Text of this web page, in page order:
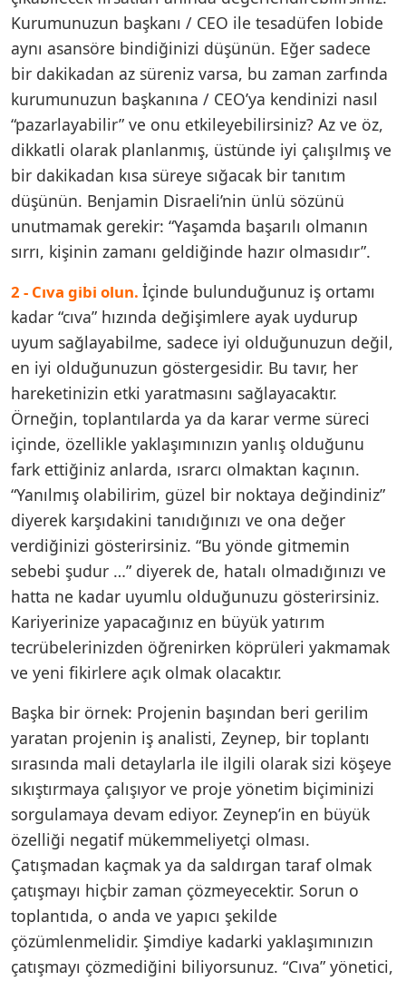
Kurumunuzun başkanı / CEO ile tesadüfen lobide
aynı asansöre bindiğinizi düşünün. Eğer sadece
bir dakikadan az süreniz varsa, bu zaman zarfında
kurumunuzun başkanına / CEO’ya kendinizi nasıl
“pazarlayabilir” ve onu etkileyebilirsiniz? Az ve öz,
dikkatli olarak planlanmış, üstünde iyi çalışılmış ve
bir dakikadan kısa süreye sığacak bir tanıtım
düşünün. Benjamin Disraeli’nin ünlü sözünü
unutmamak gerekir: “Yaşamda başarılı olmanın
sırrı, kişinin zamanı geldiğinde hazır olmasıdır”.
2 - Cıva gibi olun. İçinde bulunduğunuz iş ortamı
kadar “cıva” hızında değişimlere ayak uydurup
uyum sağlayabilme, sadece iyi olduğunuzun değil,
en iyi olduğunuzun göstergesidir. Bu tavır, her
hareketinizin etki yaratmasını sağlayacaktır.
Örneğin, toplantılarda ya da karar verme süreci
içinde, özellikle yaklaşımınızın yanlış olduğunu
fark ettiğiniz anlarda, ısrarcı olmaktan kaçının.
“Yanılmış olabilirim, güzel bir noktaya değindiniz”
diyerek karşıdakini tanıdığınızı ve ona değer
verdiğinizi gösterirsiniz. “Bu yönde gitmemin
sebebi şudur …” diyerek de, hatalı olmadığınızı ve
hatta ne kadar uyumlu olduğunuzu gösterirsiniz.
Kariyerinize yapacağınız en büyük yatırım
tecrübelerinizden öğrenirken köprüleri yakmamak
ve yeni fikirlere açık olmak olacaktır.
Başka bir örnek: Projenin başından beri gerilim
yaratan projenin iş analisti, Zeynep, bir toplantı
sırasında mali detaylarla ile ilgili olarak sizi köşeye
sıkıştırmaya çalışıyor ve proje yönetim biçiminizi
sorgulamaya devam ediyor. Zeynep’in en büyük
özelliği negatif mükemmeliyetçi olması.
Çatışmadan kaçmak ya da saldırgan taraf olmak
çatışmayı hiçbir zaman çözmeyecektir. Sorun o
toplantıda, o anda ve yapıcı şekilde
çözümlenmelidir. Şimdiye kadarki yaklaşımınızın
çatışmayı çözmediğini biliyorsunuz. “Cıva” yönetici,